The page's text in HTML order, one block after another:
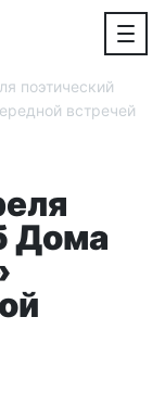
поэтический
встречей
Дома